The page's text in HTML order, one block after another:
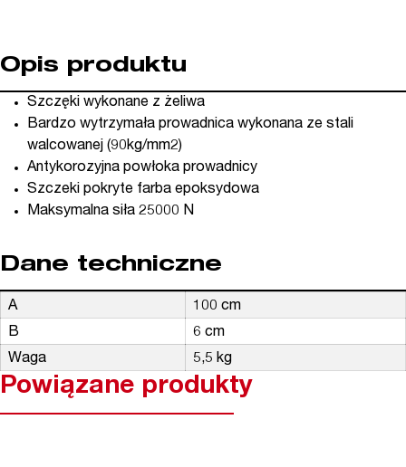
Opis produktu
Szczęki wykonane z żeliwa
Bardzo wytrzymała prowadnica wykonana ze stali
walcowanej (90kg/mm2)
Antykorozyjna powłoka prowadnicy
Szczeki pokryte farba epoksydowa
Maksymalna siła 25000 N
Dane techniczne
A
100 cm
B
6 cm
Waga
5,5 kg
Powiązane produkty